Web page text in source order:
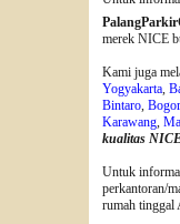
merek NICE
Kami juga
Yogyakarta,
Bintaro, Bogor
Karawang,
kualitas
Untuk
perkantoran/
rumah tinggal